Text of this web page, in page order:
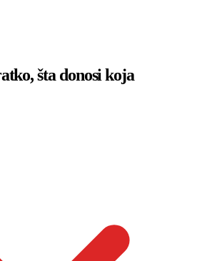
šta donosi koja